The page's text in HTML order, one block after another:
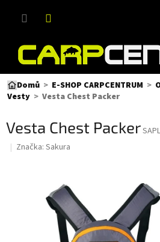
Domů E-SHOP CARPCENTRUM
Vesty
Vesta Chest Packer
Vesta Chest Packer
Značka: Sakura